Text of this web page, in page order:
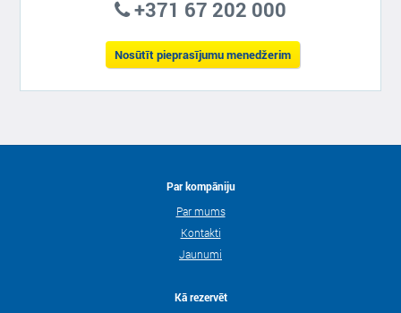
+371 67 202 000
Nosūtīt pieprasījumu menedžerim
Par kompāniju
Par mums
Kontakti
Jaunumi
Kā rezervēt